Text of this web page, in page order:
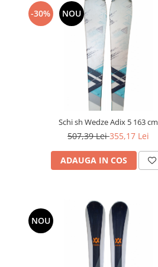
-30% NOU
Schi sh Wedze Adix 5 163 cm
507,39 Lei355,17 Lei
ADAUGA IN COS
NOU